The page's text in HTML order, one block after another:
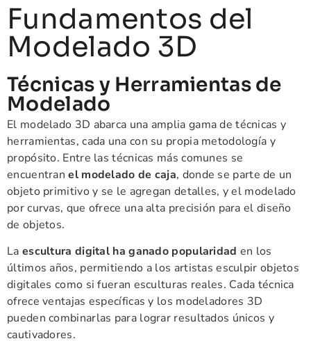
Fundamentos del
Modelado 3D
Técnicas y Herramientas de
Modelado
El modelado 3D abarca una amplia gama de técnicas y
herramientas, cada una con su propia metodología y
propósito. Entre las técnicas más comunes se
encuentranel modelado de caja, donde se parte de un
objeto primitivo y se le agregan detalles, y el modelado
por curvas, que ofrece una alta precisión para el diseño
de objetos.
La escultura digital ha ganado popularidad en los
últimos años, permitiendo a los artistas esculpir objetos
digitales como si fueran esculturas reales. Cada técnica
ofrece ventajas específicas y los modeladores 3D
pueden combinarlas para lograr resultados únicos y
cautivadores.